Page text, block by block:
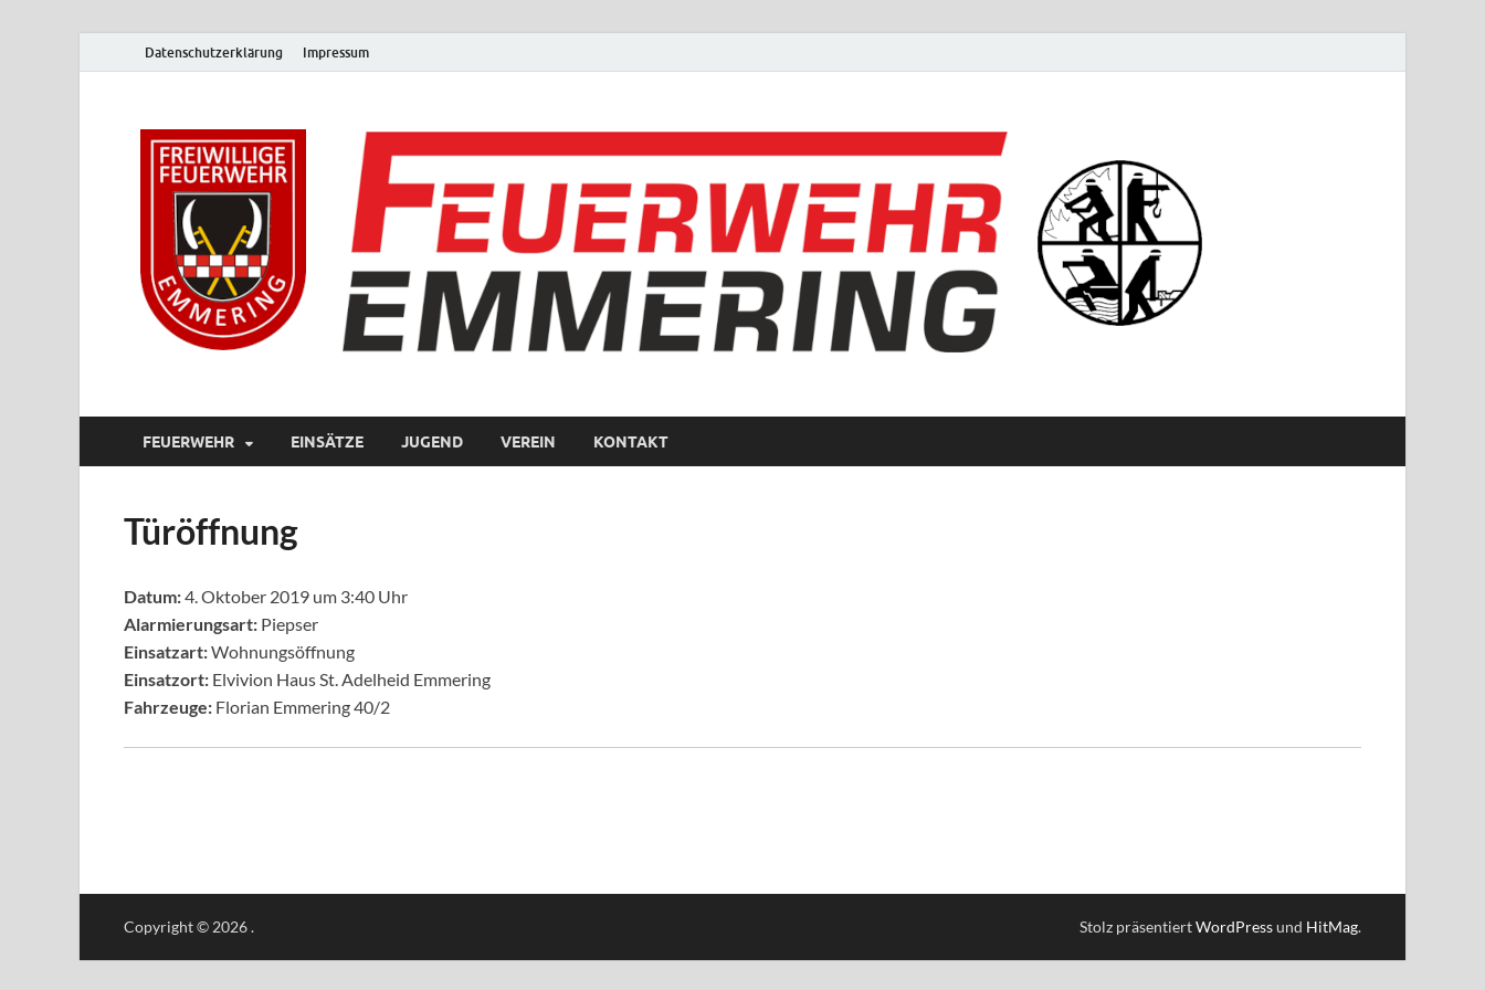
Datenschutzerklärung Impressum
FEUERWEHR EINSÄTZE JUGEND VEREIN KONTAKT
Türöffnung
Datum:4. Oktober 2019 um 3:40 Uhr
Alarmierungsart: Piepser
Einsatzart:Wohnungsöffnung
Einsatzort: Elvivion Haus St. Adelheid Emmering
Fahrzeuge: Florian Emmering 40/2
Copyright © 2026. Stolz präsentiertWordPressund HitMag.